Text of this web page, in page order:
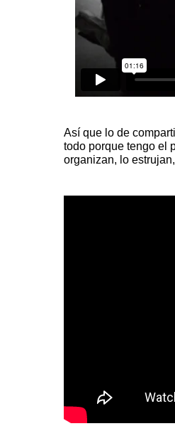
Así que lo de
todo porque tengo el
organizan, lo